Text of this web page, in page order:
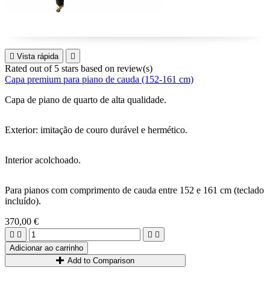
 Vista rápida 
Rated out of 5 stars based on review(s)
Capa premium para piano de cauda (152-161 cm)
Capa de piano de quarto de alta qualidade.
Exterior: imitação de couro durável e hermético.
Interior acolchoado.
Para pianos com comprimento de cauda entre 152 e 161 cm (teclado
incluído).
370,00 €
   
Adicionar ao carrinho
Add to Comparison